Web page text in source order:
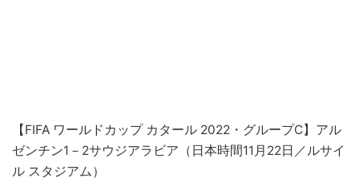
【FIFA ワールドカップ カタール 2022・グループC】アル
ゼンチン1－2サウジアラビア（日本時間11月22日／ルサイ
ル スタジアム）